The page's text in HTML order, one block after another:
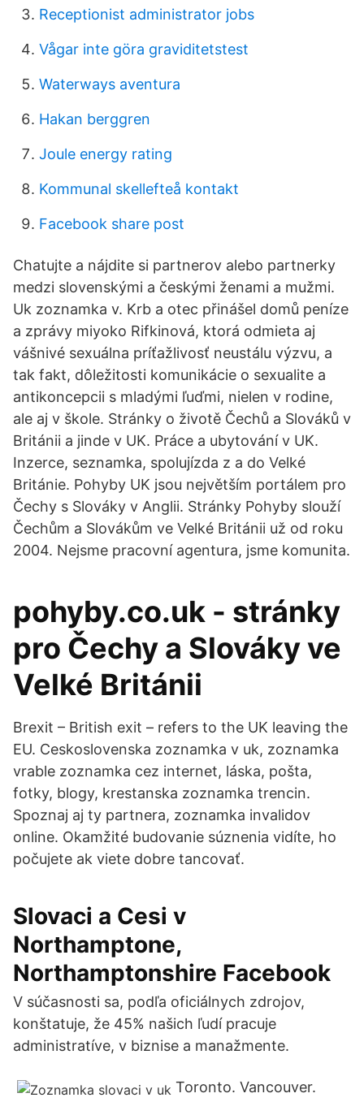
Receptionist administrator jobs
Vågar inte göra graviditetstest
Waterways aventura
Hakan berggren
Joule energy rating
Kommunal skellefteå kontakt
Facebook share post
Chatujte a nájdite si partnerov alebo partnerky
medzi slovenskými a českými ženami a mužmi.
Uk zoznamka v. Krb a otec přinášel domů peníze
a zprávy miyoko Rifkinová, ktorá odmieta aj
vášnivé sexuálna príťažlivosť neustálu výzvu, a
tak fakt, dôležitosti komunikácie o sexualite a
antikoncepcii s mladými ľuďmi, nielen v rodine,
ale aj v škole. Stránky o životě Čechů a Slováků v
Británii a jinde v UK. Práce a ubytování v UK.
Inzerce, seznamka, spolujízda z a do Velké
Británie. Pohyby UK jsou největším portálem pro
Čechy s Slováky v Anglii. Stránky Pohyby slouží
Čechům a Slovákům ve Velké Británii už od roku
2004. Nejsme pracovní agentura, jsme komunita.
pohyby.co.uk - stránky
pro Čechy a Slováky ve
Velké Británii
Brexit – British exit – refers to the UK leaving the
EU. Ceskoslovenska zoznamka v uk, zoznamka
vrable zoznamka cez internet, láska, pošta,
fotky, blogy, krestanska zoznamka trencin.
Spoznaj aj ty partnera, zoznamka invalidov
online. Okamžité budovanie súznenia vidíte, ho
počujete ak viete dobre tancovať.
Slovaci a Cesi v
Northamptone,
Northamptonshire Facebook
V súčasnosti sa, podľa oficiálnych zdrojov,
konštatuje, že 45% našich ľudí pracuje
administratíve, v biznise a manažmente.
Toronto. Vancouver.